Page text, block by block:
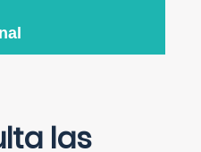
las